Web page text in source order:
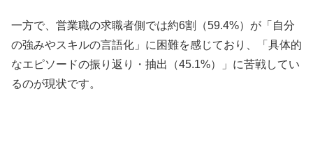
一方で、営業職の求職者側では約6割（59.4%）が「自分
の強みやスキルの言語化」に困難を感じており、「具体的
なエピソードの振り返り・抽出（45.1%）」に苦戦してい
るのが現状です。